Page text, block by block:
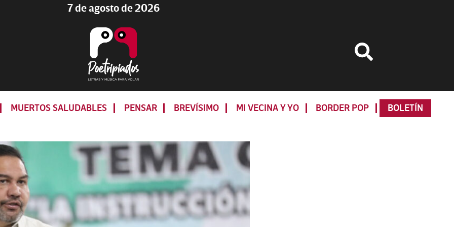
7 de agosto de 2026
LETRAS
Y
PARA
VOLAR
MUERTOS SALUDABLES PENSAR BREVÍSIMO MI VECINA Y YO BORDER POP BOLETÍN